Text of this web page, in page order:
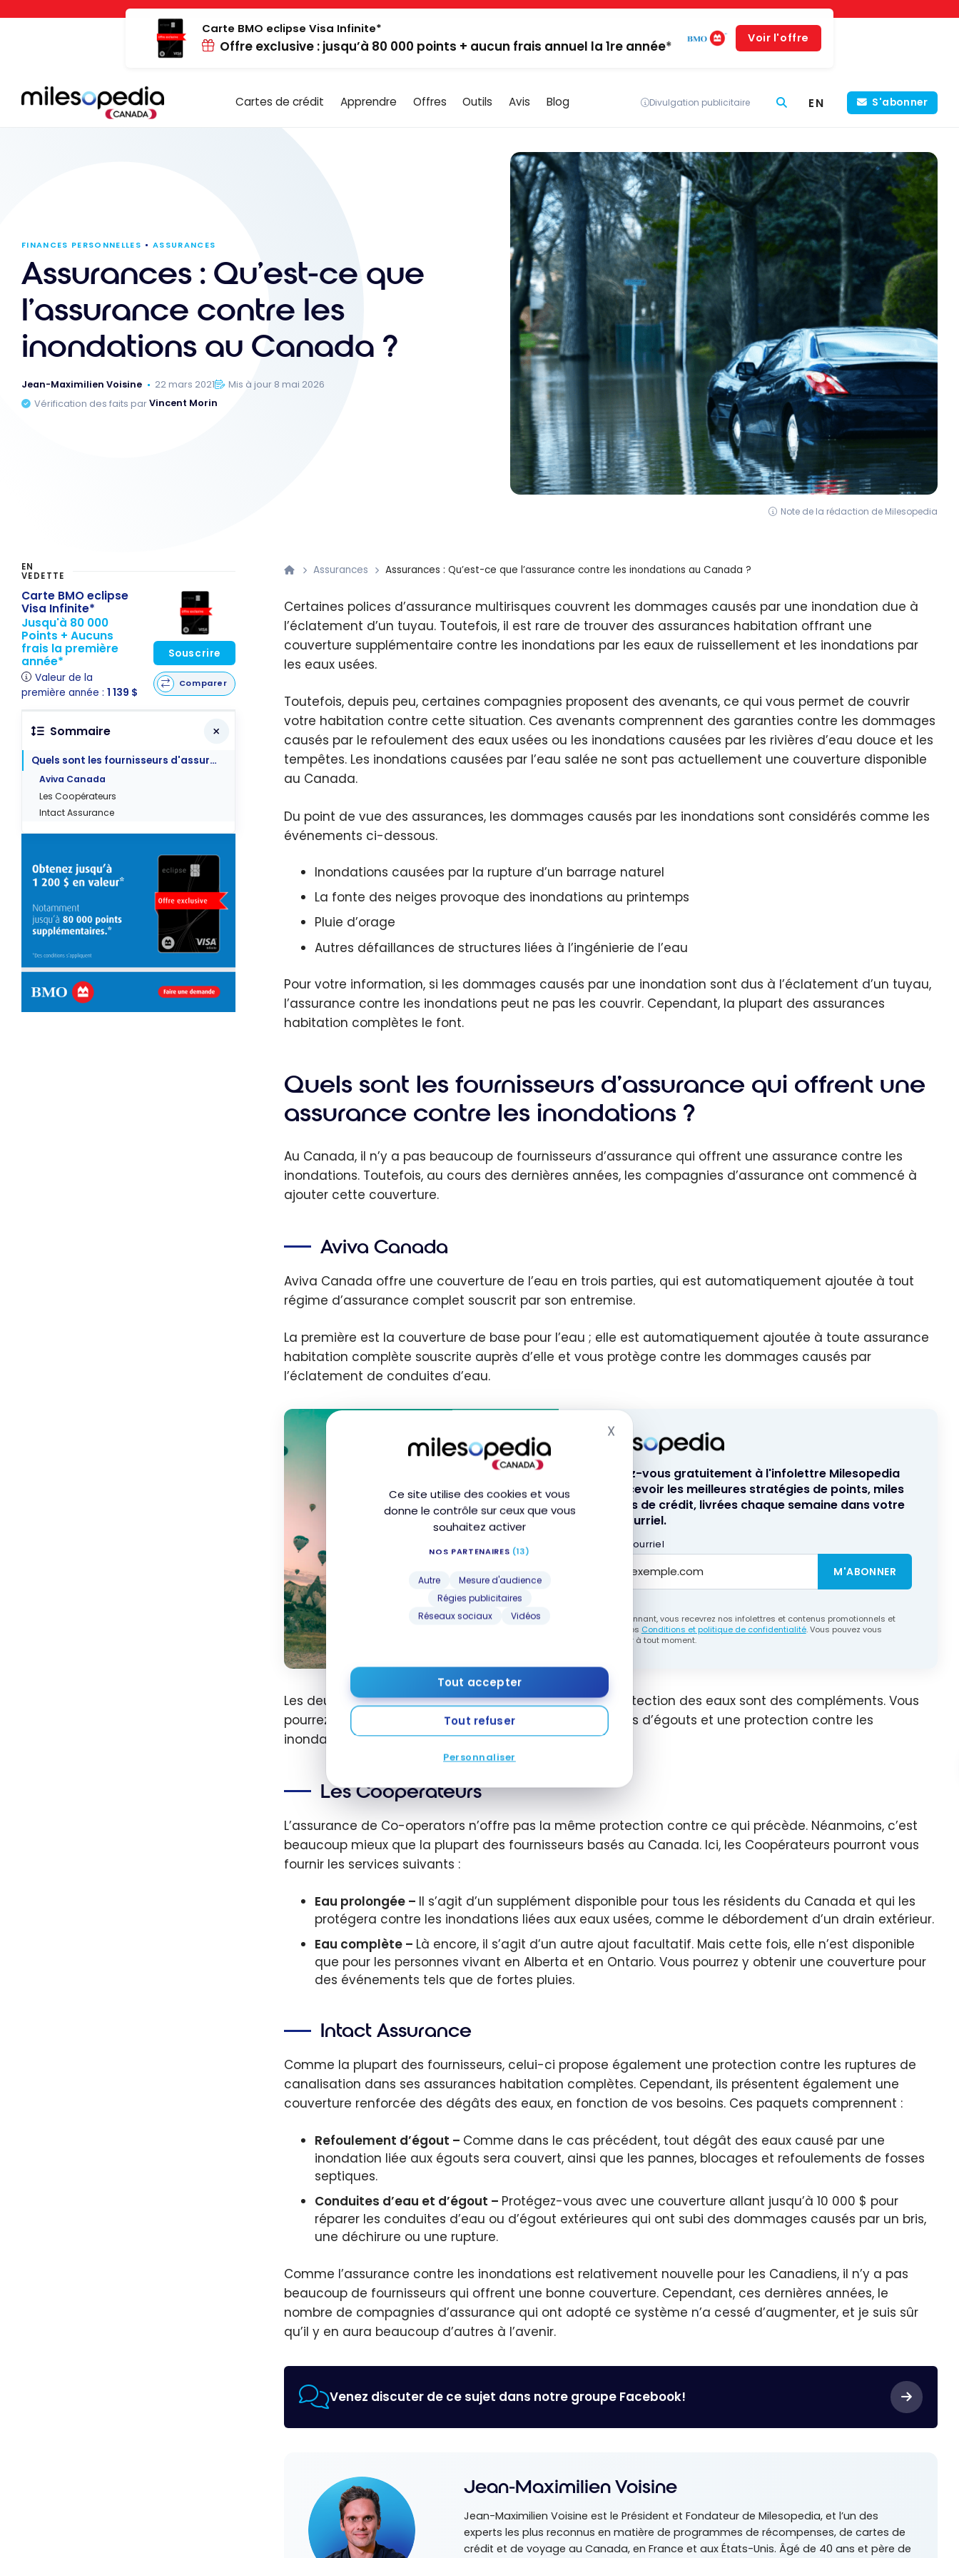
Panneau de gestion des cookies
Ce site utilise des cookies et vous
donne le contrôle sur ceux que vous
souhaitez activer
NOS PARTENAIRES (13)
Autre
Mesure d'audience
Régies publicitaires
Réseaux sociaux
Vidéos
Tout accepter
Tout refuser
Personnaliser
XMasquer le bandeau des cookies
Carte BMO eclipse Visa Infinite*
Offre exclusive : jusqu’à 80 000 points + aucun frais annuel la 1re année*
Voir l'offre
Cartes de crédit Apprendre Offres Outils Avis Blog Divulgation publicitaire EN S'abonner
FINANCES PERSONNELLES ASSURANCES
Assurances : Qu’est-ce que
l’assurance contre les
inondations au Canada ?
Jean-Maximilien Voisine 22 mars 2021
Mis à jour 8 mai 2026
Vérification des faits parVincent Morin
Note de la rédaction de Milesopedia
Assurances Assurances : Qu’est-ce que l’assurance contre les inondations au Canada ?
Certaines polices d’assurance multirisques couvrent les dommages causés par une inondation due à
l’éclatement d’un tuyau. Toutefois, il est rare de trouver des assurances habitation offrant une
couverture supplémentaire contre les inondations par les eaux de ruissellement et les inondations par
les eaux usées.
Toutefois, depuis peu, certaines compagnies proposent des avenants, ce qui vous permet de couvrir
votre habitation contre cette situation. Ces avenants comprennent des garanties contre les dommages
causés par le refoulement des eaux usées ou les inondations causées par les rivières d’eau douce et les
tempêtes. Les inondations causées par l’eau salée ne sont pas actuellement une couverture disponible
au Canada.
Du point de vue des assurances, les dommages causés par les inondations sont considérés comme les
événements ci-dessous.
Inondations causées par la rupture d’un barrage naturel
La fonte des neiges provoque des inondations au printemps
Pluie d’orage
Autres défaillances de structures liées à l’ingénierie de l’eau
Pour votre information, si les dommages causés par une inondation sont dus à l’éclatement d’un tuyau,
l’assurance contre les inondations peut ne pas les couvrir. Cependant, la plupart des assurances
habitation complètes le font.
Quels sont les fournisseurs d’assurance qui offrent une
assurance contre les inondations ?
Au Canada, il n’y a pas beaucoup de fournisseurs d’assurance qui offrent une assurance contre les
inondations. Toutefois, au cours des dernières années, les compagnies d’assurance ont commencé à
ajouter cette couverture.
Aviva Canada
Aviva Canada offre une couverture de l’eau en trois parties, qui est automatiquement ajoutée à tout
régime d’assurance complet souscrit par son entremise.
La première est la couverture de base pour l’eau ; elle est automatiquement ajoutée à toute assurance
habitation complète souscrite auprès d’elle et vous protège contre les dommages causés par
l’éclatement de conduites d’eau.
Abonnez-vous gratuitement à l'infolettre Milesopedia
pour recevoir les meilleures stratégies de points, miles
et cartes de crédit, livrées chaque semaine dans votre
boîte courriel.
Adresse courriel
M'ABONNER
En vous abonnant, vous recevrez nos infolettres et contenus promotionnels et
acceptez nos Conditions et politique de confidentialité. Vous pouvez vous
désabonner à tout moment.
Les deuxième et troisième parties de leur assurance protection des eaux sont des compléments. Vous
pourrez y ajouter une couverture contre les refoulements d’égouts et une protection contre les
inondations.
Les Coopérateurs
L’assurance de Co-operators n’offre pas la même protection contre ce qui précède. Néanmoins, c’est
beaucoup mieux que la plupart des fournisseurs basés au Canada. Ici, les Coopérateurs pourront vous
fournir les services suivants :
Eau prolongée – Il s’agit d’un supplément disponible pour tous les résidents du Canada et qui les
protégera contre les inondations liées aux eaux usées, comme le débordement d’un drain extérieur.
Eau complète – Là encore, il s’agit d’un autre ajout facultatif. Mais cette fois, elle n’est disponible
que pour les personnes vivant en Alberta et en Ontario. Vous pourrez y obtenir une couverture pour
des événements tels que de fortes pluies.
Intact Assurance
Comme la plupart des fournisseurs, celui-ci propose également une protection contre les ruptures de
canalisation dans ses assurances habitation complètes. Cependant, ils présentent également une
couverture renforcée des dégâts des eaux, en fonction de vos besoins. Ces paquets comprennent :
Refoulement d’égout – Comme dans le cas précédent, tout dégât des eaux causé par une
inondation liée aux égouts sera couvert, ainsi que les pannes, blocages et refoulements de fosses
septiques.
Conduites d’eau et d’égout – Protégez-vous avec une couverture allant jusqu’à 10 000 $ pour
réparer les conduites d’eau ou d’égout extérieures qui ont subi des dommages causés par un bris,
une déchirure ou une rupture.
Comme l’assurance contre les inondations est relativement nouvelle pour les Canadiens, il n’y a pas
beaucoup de fournisseurs qui offrent une bonne couverture. Cependant, ces dernières années, le
nombre de compagnies d’assurance qui ont adopté ce système n’a cessé d’augmenter, et je suis sûr
qu’il y en aura beaucoup d’autres à l’avenir.
Venez discuter de ce sujet dans notre groupe Facebook!
Jean-Maximilien Voisine
Jean-Maximilien Voisine est le Président et Fondateur de Milesopedia, et l’un des
experts les plus reconnus en matière de programmes de récompenses, de cartes de
crédit et de voyage au Canada, en France et aux États-Unis. Âgé de 40 ans et père de
EN
VEDETTE
Carte BMO eclipse
Visa Infinite*
Jusqu'à 80 000
Points + Aucuns
frais la première
année*
Valeur de la
première année : 1 139 $
Souscrire
Comparer
Sommaire
Quels sont les fournisseurs d'assurance qui offrent une assurance contre les inondations ?
Aviva Canada
Les Coopérateurs
Intact Assurance